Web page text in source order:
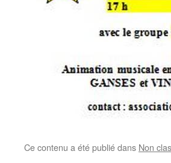
Ce contenu a été publié dans Non